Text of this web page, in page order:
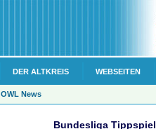
DER ALTKREIS WEBSEITEN
OWL News
Bundesliga Tippspiel